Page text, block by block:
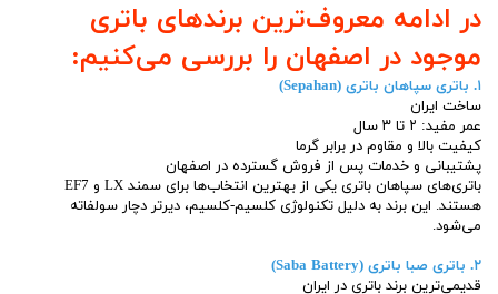
در ادامه معروف‌ترین برندهای باتری
موجود در اصفهان را بررسی می‌کنیم:
۱. باتری سپاهان باتری (Sepahan)
ساخت ایران
عمر مفید: ۲ تا ۳ سال
کیفیت بالا و مقاوم در برابر گرما
پشتیبانی و خدمات پس از فروش گسترده در اصفهان
باتری‌های سپاهان باتری یکی از بهترین انتخاب‌ها برای سمند LX و EF7
هستند. این برند به دلیل تکنولوژی کلسیم-کلسیم، دیرتر دچار سولفاته
می‌شود.
۲. باتری صبا باتری (Saba Battery)
قدیمی‌ترین برند باتری در ایران